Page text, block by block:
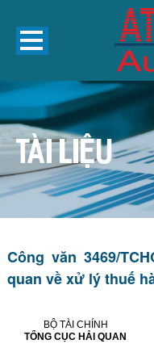
TÀI LIỆU
Công văn 3469/
quan về xử lý thuế
BỘ TÀI CHÍNH
TỔNG CỤC HẢI QUAN